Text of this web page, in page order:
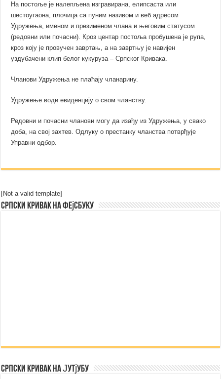
На постоље је налепљена изгравирана, елипсаста или
шестоугаона, плочица са пуним називом и веб адресом
Удружења, именом и презименом члана и његовим статусом
(редовни или почасни). Кроз центар постоља пробушена је рупа,
кроз коју је провучен завртањ, а на завртњу је навијен
уздубачени клип белог кукуруза – Српског Кривака.
Чланови Удружења не плаћају чланарину.
Удружење води евиденцију о свом чланству.
Редовни и почасни чланови могу да изађу из Удружења, у свако
доба, на свој захтев. Одлуку о престанку чланства потврђује
Управни одбор.
[Not a valid template]
Српски Кривак на Фејсбуку
Српски Кривак на Јутјубу